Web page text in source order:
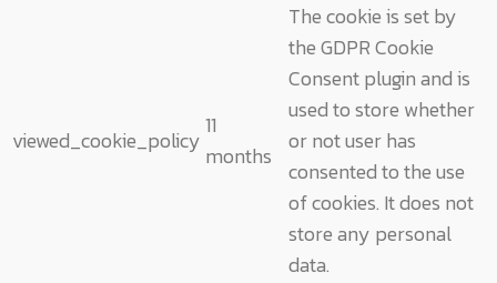
viewed_cookie_policy
11
months
The cookie is set by
the GDPR Cookie
Consent plugin and is
used to store whether
or not user has
consented to the use
of cookies. It does not
store any personal
data.